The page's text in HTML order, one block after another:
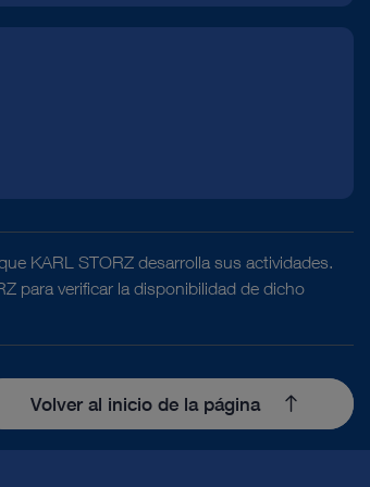
KARL STORZ desarrolla sus actividades.
para verificar la disponibilidad de dicho
Volver al inicio de la página